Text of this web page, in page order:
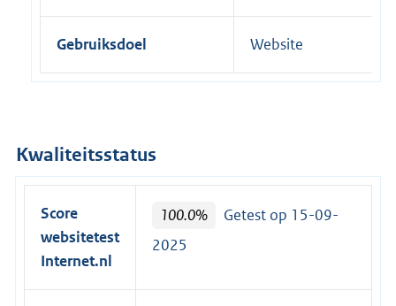
Gebruiksdoel Website
Kwaliteitsstatus
Score
websitetest
Internet.nl
100.0%
Getest op 15-09-
2025